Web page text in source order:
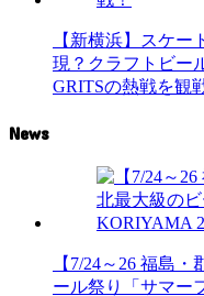
【新横浜】スケ
現？クラフトビー
GRITSの熱戦を観
News
【7/24～26 福島
ール祭り「サマー